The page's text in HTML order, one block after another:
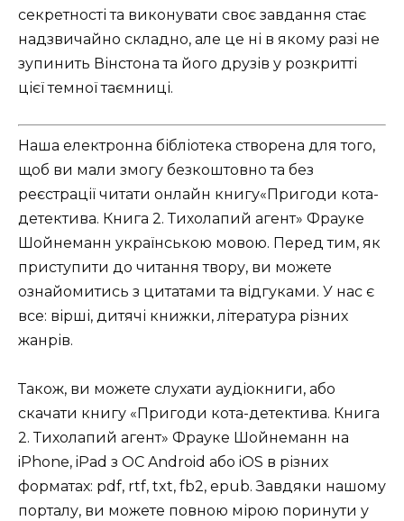
секретності та виконувати своє завдання стає
надзвичайно складно, але це ні в якому разі не
зупинить Вінстона та його друзів у розкритті
цієї темної таємниці.
Наша електронна бібліотека створена для того,
щоб ви мали змогу безкоштовно та без
реєстрації читати онлайн книгу«Пригоди кота-
детектива. Книга 2. Тихолапий агент» Фрауке
Шойнеманн українською мовою. Перед тим, як
приступити до читання твору, ви можете
ознайомитись з цитатами та відгуками. У нас є
все: вірші, дитячі книжки, література різних
жанрів.
Також, ви можете слухати аудіокниги, або
скачати книгу «Пригоди кота-детектива. Книга
2. Тихолапий агент» Фрауке Шойнеманн на
iPhone, iPad з ОС Android або iOS в різних
форматах: pdf, rtf, txt, fb2, epub. Завдяки нашому
порталу, ви можете повною мірою поринути у